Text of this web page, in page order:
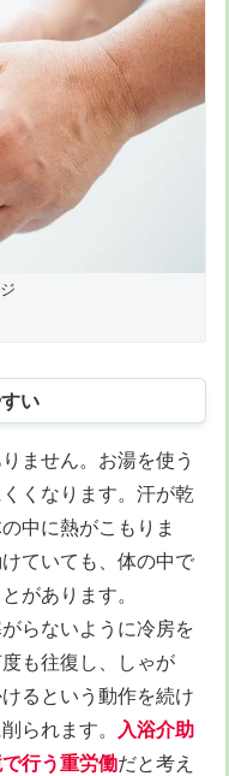
い
ません。お湯を使う
くなります。汗が乾
中に熱がこもりま
ていても、体の中で
があります。
らないように冷房を
も往復し、しゃが
るという動作を続け
られます。
入浴介助
行う重労働だと考え